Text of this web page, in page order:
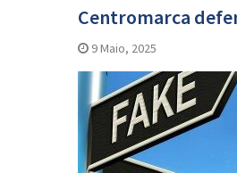
Centromarca
9 Maio, 2025